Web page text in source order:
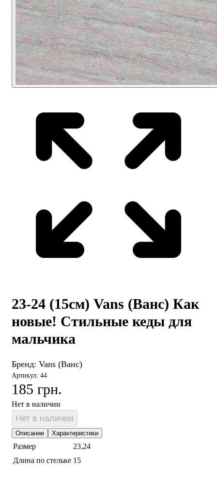
23-24 (15см) Vans (Ванс) Как
новые! Стильные кеды для
мальчика
Бренд: Vans (Ванс)
Артикул: 44
185 грн.
Нет в наличии
Нет в наличии
Описание Характеристики
Размер
23,24
Длина по стельке 15